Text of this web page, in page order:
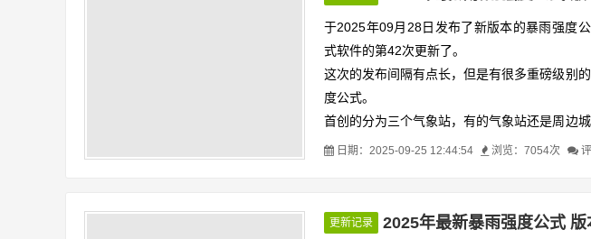
于2025年09月28日发布了新版本的暴雨强度
式软件的第42次更新了。
这次的发布间隔有点长，但是有很多重磅级别
度公式。
首创的分为三个气象站，有的气象站还是周边
强度公式、区间重现期暴雨强度公式以及总公
修改和更新若干。
日期：2025-09-25 12:44:54 浏览：7054次
更新记录 2025年最新暴雨强度公式